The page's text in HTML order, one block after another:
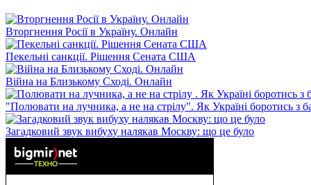
Вторгнення Росії в Україну. Онлайн
Пекельні санкції. Рішення Сената США
Війна на Близькому Сході. Онлайн
"Полювати на лучника, а не на стрілу". Як Україні боротись з
Загадковий звук вибуху налякав Москву: що це було